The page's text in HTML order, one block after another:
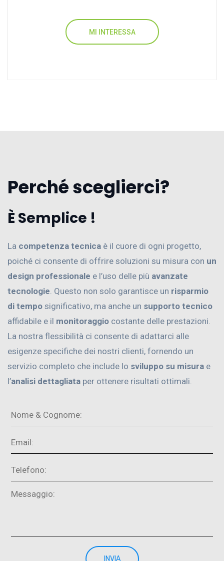
MI INTERESSA
Perché sceglierci?
È Semplice !
La competenza tecnica è il cuore di ogni progetto,
poiché ci consente di offrire soluzioni su misura con un
design professionale e l’uso delle più avanzate
tecnologie . Questo non solo garantisce un risparmio
di tempo significativo, ma anche un supporto tecnico
affidabile e il monitoraggio costante delle prestazioni.
La nostra flessibilità ci consente di adattarci alle
esigenze specifiche dei nostri clienti, fornendo un
servizio completo che include lo sviluppo su misura e
l’analisi dettagliata per ottenere risultati ottimali.